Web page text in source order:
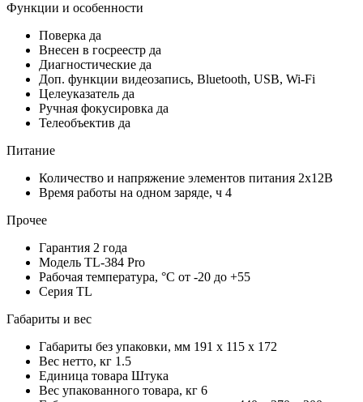
Функции и особенности
Поверка да
Внесен в госреестр да
Диагностические да
Доп. функции видеозапись, Bluetooth, USB, Wi-Fi
Целеуказатель да
Ручная фокусировка да
Телеобъектив да
Питание
Количество и напряжение элементов питания 2х12В
Время работы на одном заряде, ч 4
Прочее
Гарантия 2 года
Модель TL-384 Pro
Рабочая температура, °С от -20 до +55
Серия TL
Габариты и вес
Габариты без упаковки, мм 191 x 115 x 172
Вес нетто, кг 1.5
Единица товара Штука
Вес упакованного товара, кг 6